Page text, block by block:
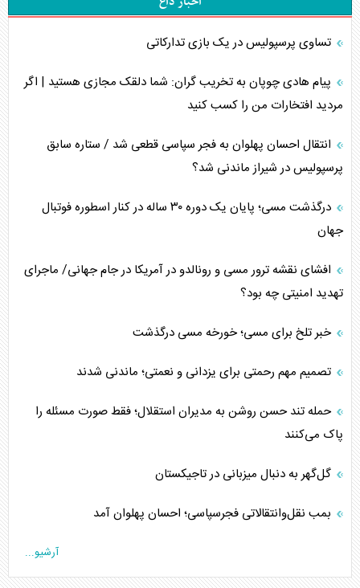
تساوی پرسپولیس در یک بازی تدارکاتی
پیام هادی چوپان به تخریب گران: شما دلقک مجازی هستید | اگر
مردید افتخارات من را کسب کنید
انتقال احسان پهلوان به فجر سپاسی قطعی شد / ستاره سابق
پرسپولیس در شیراز ماندنی شد؟
درگذشت مسی؛ پایان یک دوره ۳۰ ساله در کنار اسطوره فوتبال
جهان
افشای نقشه ترور مسی و رونالدو در آمریکا در جام جهانی/ ماجرای
تهدید امنیتی چه بود؟
خبر تلخ برای مسی؛ خورخه مسی درگذشت
تصمیم مهم رحمتی برای یزدانی و نعمتی؛ ماندنی شدند
حمله تند حسن روشن به مدیران استقلال؛ فقط صورت مسئله را
پاک می‌کنند
گل‌گهر به دنبال میزبانی در تاجیکستان
بمب نقل‌وانتقالاتی فجرسپاسی؛ احسان پهلوان آمد
آرشیو...